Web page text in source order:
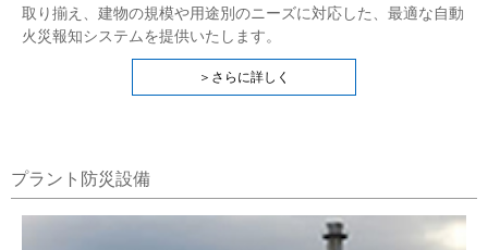
取り揃え、建物の規模や用途別のニーズに対応した、最適な自動
火災報知システムを提供いたします。
＞さらに詳しく
プラント防災設備